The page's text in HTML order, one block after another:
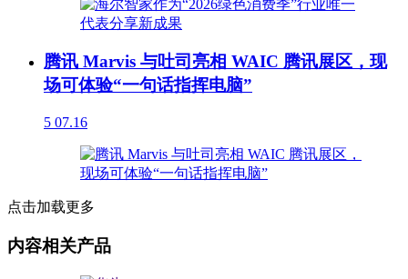
腾讯 Marvis 与吐司亮相 WAIC 腾讯展区，现
场可体验“一句话指挥电脑”
5 07.16
点击加载更多
内容相关产品